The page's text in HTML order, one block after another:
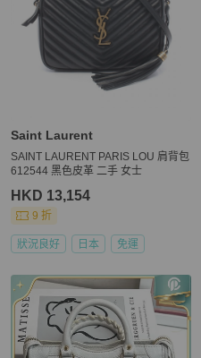
Saint Laurent
SAINT LAURENT PARIS LOU 肩背包
612544 黑色皮革 二手 女士
HKD 13,154
9 折
狀況良好 日本 免運